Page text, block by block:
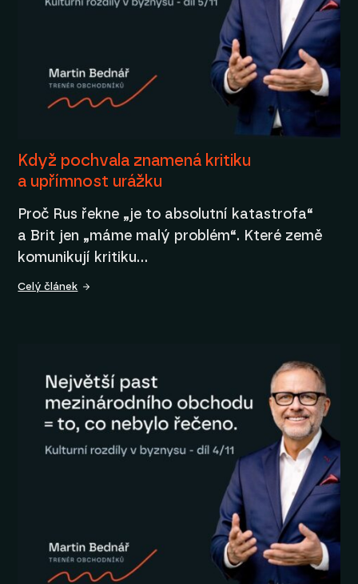
Když pochvala znamená kritiku
a upřímnost urážku
Proč Rus řekne „je to absolutní katastrofa“
a Brit jen „máme malý problém“. Které země
komunikují kritiku…
Celý článek